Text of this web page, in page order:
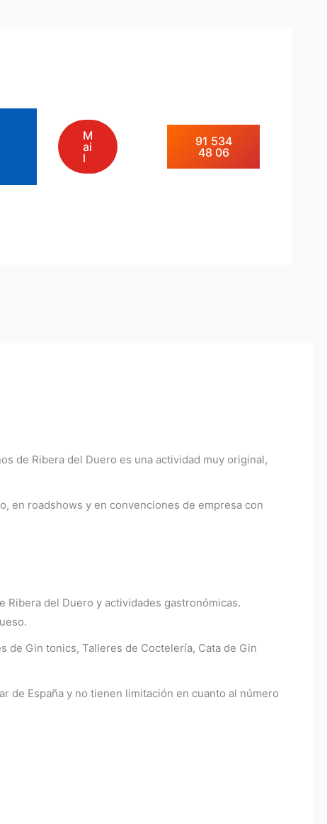
M
ai
l
91 534
48 06
de Ribera del Duero es una actividad muy original,
en roadshows y en convenciones de empresa con
del Duero y actividades gastronómicas.
de Gin tonics, Talleres de Coctelería, Cata de Gin
de España y no tienen limitación en cuanto al número